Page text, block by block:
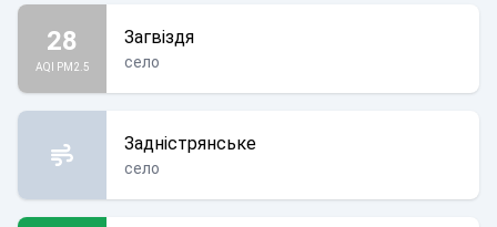
28
AQI PM2.5
Загвіздя
село
Задністрянське
село